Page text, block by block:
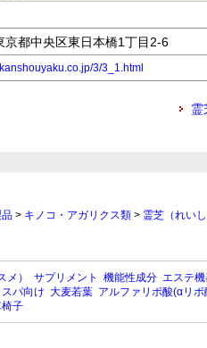
都中央区東日本橋1丁目2-6
3/3_1.html
霊
> キノコ・アガリクス類 > 霊芝（れい
） サプリメント 機能性成分 エステ
パ向け 大麦若葉 アルファリポ酸(αリポ
子